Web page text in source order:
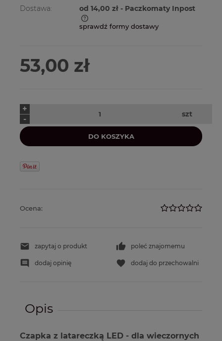
Dostawa:
od 14,00 zł - Paczkomaty Inpost
Cena nie zawiera ewentualnych kosztów
sprawdź formy dostawy
53,00 zł
-
+
szt
DO KOSZYKA
Ocena:
zapytaj o produkt poleć znajomemu
dodaj opinię dodaj do przechowalni
Opis
Czapka z latareczką LED - dla wieczornych